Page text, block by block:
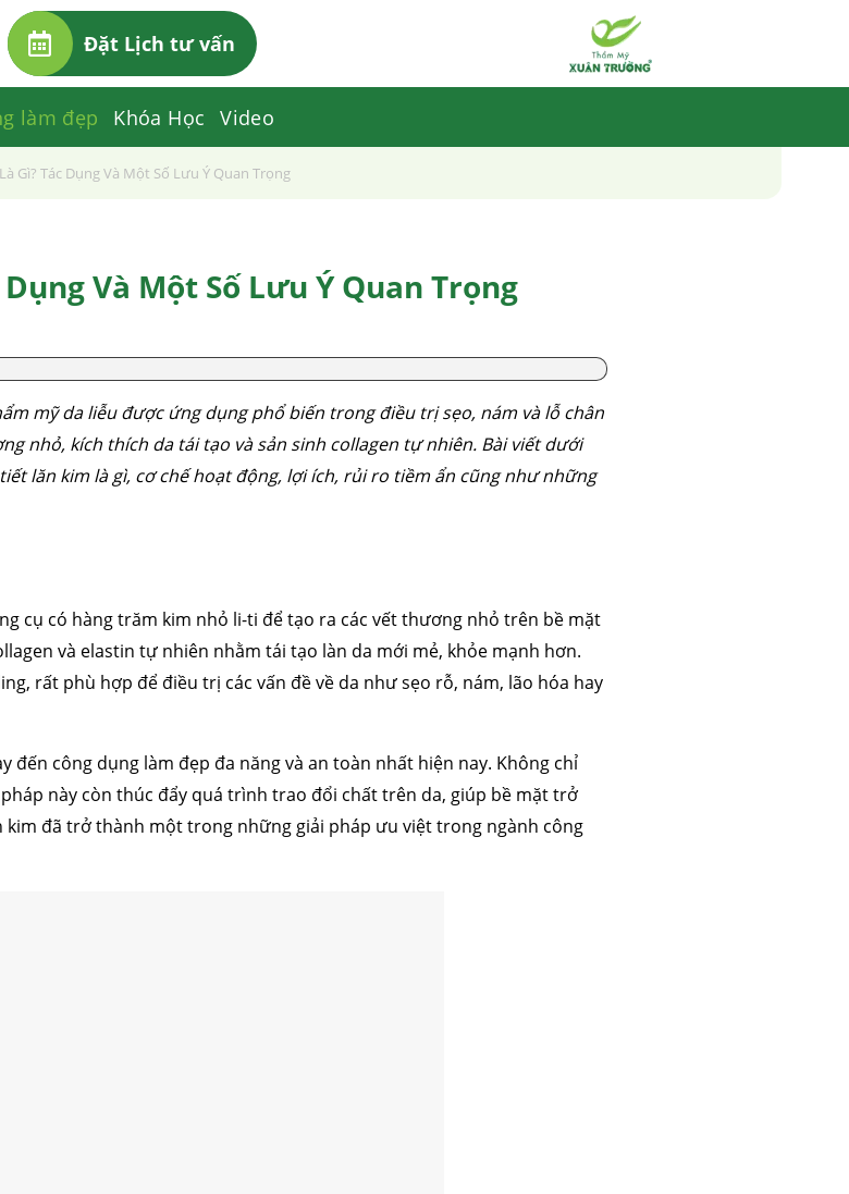
Đặt Lịch tư vấn
làm đẹp Khóa Học Video
Gì? Tác Dụng Và Một Số Lưu Ý Quan Trọng
Và Một Số Lưu Ý Quan Trọng
mỹ da liễu được ứng dụng phổ biến trong điều trị sẹo, nám và lỗ chân
nhỏ, kích thích da tái tạo và sản sinh collagen tự nhiên. Bài viết dưới
lăn kim là gì, cơ chế hoạt động, lợi ích, rủi ro tiềm ẩn cũng như những
cụ có hàng trăm kim nhỏ li-ti để tạo ra các vết thương nhỏ trên bề mặt
và elastin tự nhiên nhằm tái tạo làn da mới mẻ, khỏe mạnh hơn.
rất phù hợp để điều trị các vấn đề về da như sẹo rỗ, nám, lão hóa hay
đến công dụng làm đẹp đa năng và an toàn nhất hiện nay. Không chỉ
này còn thúc đẩy quá trình trao đổi chất trên da, giúp bề mặt trở
kim đã trở thành một trong những giải pháp ưu việt trong ngành công